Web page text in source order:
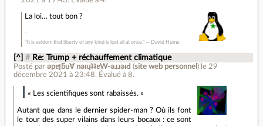
La loi… tout bon ?
“It is seldom that liberty of any kind is lost all at once.” ― David Hume
[^] # Re: Trump + réchauffement climatique
Posté par ǝpɐןƃu∀ nǝıɥʇʇɐW-ǝɹɹǝıԀ (site web personnel ) le 29
décembre 2021 à 23:48. Évalué à8.
« Les scientifiques sont rabaissés. »
Autant que dans le dernier spider-man ? Où ils font
le tour des super vilains dans leurs bocaux : ce sont